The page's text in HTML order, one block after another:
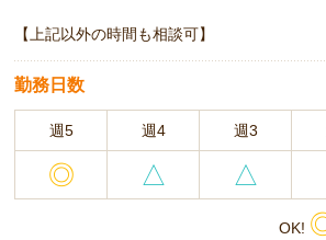
【上記以外の時間も相談可】
勤務日数
週5 週4 週3
◎ △ △
OK!